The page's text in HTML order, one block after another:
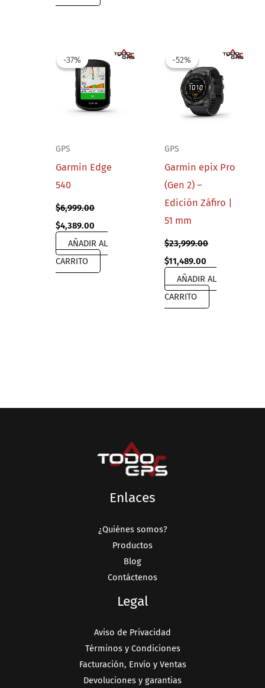
-37%
-37%
GPS
Garmin Edge
540
$6,999.00
Original
price
was:
$6,999.00.
$4,389.00
price
is:
$4,389.00.
AÑADIR AL
CARRITO
-52%
-52%
GPS
Garmin epix Pro
(Gen 2) –
Edición Záfiro |
51 mm
$23,999.00
Original
price
was:
$23,999.00.
$11,489.00
price
is:
$11,489.00.
AÑADIR AL
CARRITO
Enlaces
¿Quiénes somos?
Productos
Blog
Contáctenos
Legal
Aviso de Privacidad
Términos y Condiciones
Facturación, Envío y Ventas
Devoluciones y garantias